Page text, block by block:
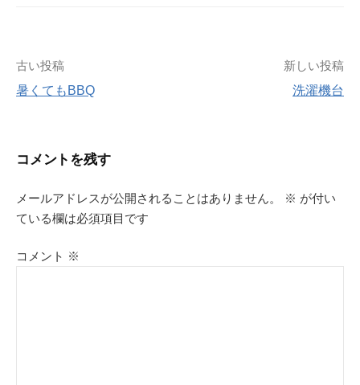
投
稿
ゲ
ー
古い投稿
暑くてもBBQ
新しい投稿
洗濯機台
コメントを残す
メールアドレスが公開されることはありません。 ※ が付い
ている欄は必須項目です
コメント ※